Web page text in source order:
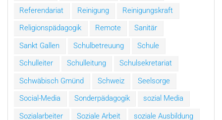
Referendariat
Reinigung
Reinigungskraft
Religionspädagogik
Remote
Sanitär
Sankt Gallen
Schulbetreuung
Schule
Schulleiter
Schulleitung
Schulsekretariat
Schwäbisch Gmünd
Schweiz
Seelsorge
Social-Media
Sonderpädagogik
sozial Media
Sozialarbeiter
Soziale Arbeit
soziale Ausbildung